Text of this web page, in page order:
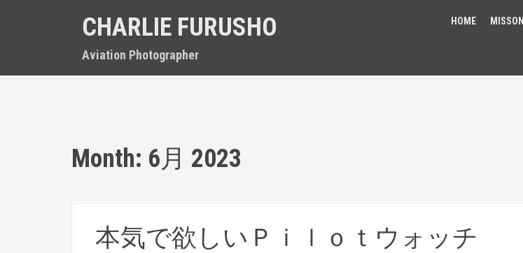
CHARLIE FURUSHO
Aviation Photographer
HOME MISSON
Month: 6月 2023
本気で欲しいＰｉｌｏｔウォッチ